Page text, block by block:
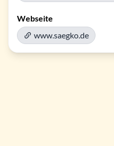
Webseite
www.saegko.de